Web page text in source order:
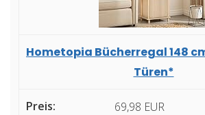
Hometopia Bücherregal 148
Türen*
69,98 EUR